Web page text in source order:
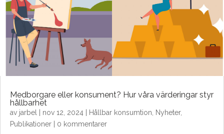
Medborgare eller konsument? Hur våra värderingar styr
hållbarhet
av jarbel nov 12, 2024 Hållbar konsumtion Nyheter,
Publikationer | 0 kommentarer